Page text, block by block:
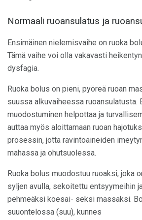
Normaali ruoansulatus ja
Ensimäinen nielemisvaihe on ruoka
Tämä vaihe voi olla vakavasti
dysfagia.
Ruoka bolus on pieni, pyöreä ruoan
suussa alkuvaiheessa ruoansulatusta.
muodostuminen helpottaa ja
auttaa myös aloittamaan ruoan
prosessin, jotta ravintoaineiden
mahassa ja ohutsuolessa.
Ruoka bolus muodostuu ruoaksi, joka
syljen avulla, sekoitettu entsyymeihin
pehmeäksi koesai- seksi massaksi.
suuontelossa (suu), kunnes